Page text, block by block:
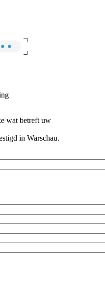
wat betreft uw
in Warschau.